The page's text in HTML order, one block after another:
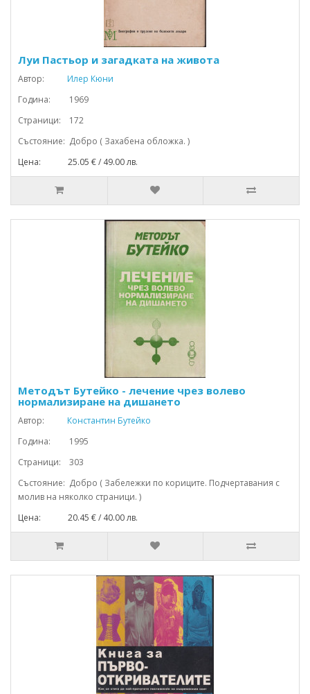
Луи Пастьор и загадката на живота
Автор:
Илер Кюни
Година: 1969
Страници: 172
Състояние: Добро ( Захабена обложка. )
Цена: 25.05 € / 49.00 лв.
Методът Бутейко - лечение чрез волево
нормализиране на дишането
Автор:
Константин Бутейко
Година: 1995
Страници: 303
Състояние: Добро ( Забележки по кориците. Подчертавания с
молив на няколко страници. )
Цена: 20.45 € / 40.00 лв.